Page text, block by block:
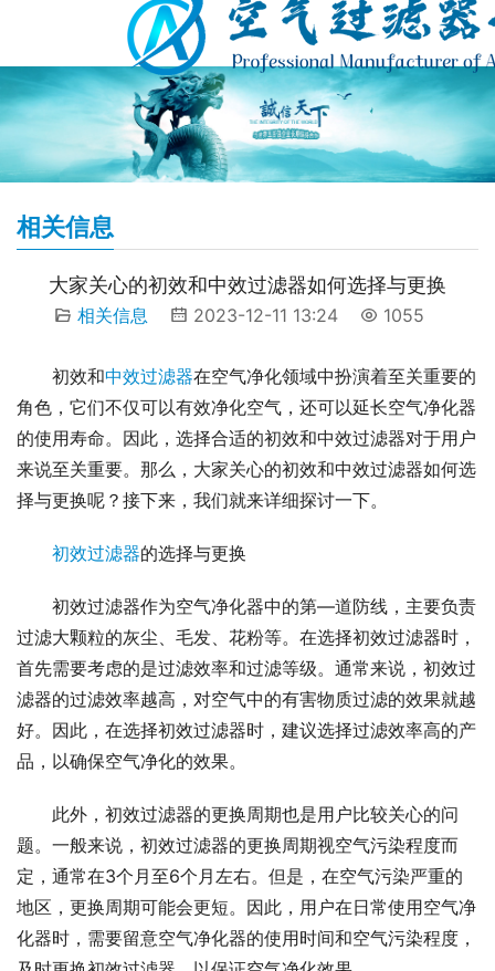
相关信息
大家关心的初效和中效过滤器如何选择与更换
相关信息 2023-12-11 13:24 1055
初效和中效过滤器在空气净化领域中扮演着至关重要的
角色，它们不仅可以有效净化空气，还可以延长空气净化器
的使用寿命。因此，选择合适的初效和中效过滤器对于用户
来说至关重要。那么，大家关心的初效和中效过滤器如何选
择与更换呢？接下来，我们就来详细探讨一下。
初效过滤器的选择与更换
初效过滤器作为空气净化器中的第—道防线，主要负责
过滤大颗粒的灰尘、毛发、花粉等。在选择初效过滤器时，
首先需要考虑的是过滤效率和过滤等级。通常来说，初效过
滤器的过滤效率越高，对空气中的有害物质过滤的效果就越
好。因此，在选择初效过滤器时，建议选择过滤效率高的产
品，以确保空气净化的效果。
此外，初效过滤器的更换周期也是用户比较关心的问
题。一般来说，初效过滤器的更换周期视空气污染程度而
定，通常在3个月至6个月左右。但是，在空气污染严重的
地区，更换周期可能会更短。因此，用户在日常使用空气净
化器时，需要留意空气净化器的使用时间和空气污染程度，